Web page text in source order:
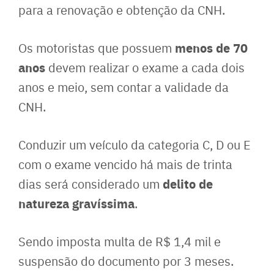
para a renovação e obtenção da CNH.
Os motoristas que possuem menos de 70
anos devem realizar o exame a cada dois
anos e meio, sem contar a validade da
CNH.
Conduzir um veículo da categoria C, D ou E
com o exame vencido há mais de trinta
dias será considerado um delito de
natureza gravíssima.
Sendo imposta multa de R$ 1,4 mil e
suspensão do documento por 3 meses.